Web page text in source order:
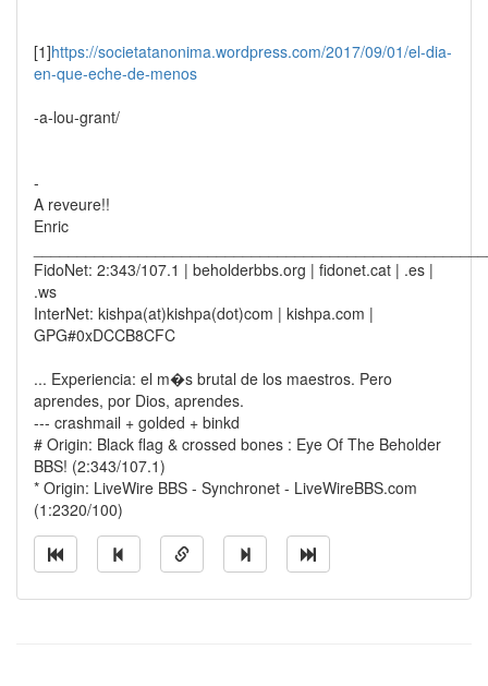
[1]https://societatanonima.wordpress.com/2017/09/01/el-dia-
en-que-eche-de-menos
-a-lou-grant/
-
A reveure!!
Enric
FidoNet: 2:343/107.1 | beholderbbs.org | fidonet.cat | .es |
.ws
InterNet: kishpa(at)kishpa(dot)com | kishpa.com |
GPG#0xDCCB8CFC
... Experiencia: el m�s brutal de los maestros. Pero
aprendes, por Dios, aprendes.
--- crashmail + golded + binkd
# Origin: Black flag & crossed bones : Eye Of The Beholder
BBS! (2:343/107.1)
* Origin: LiveWire BBS - Synchronet - LiveWireBBS.com
(1:2320/100)